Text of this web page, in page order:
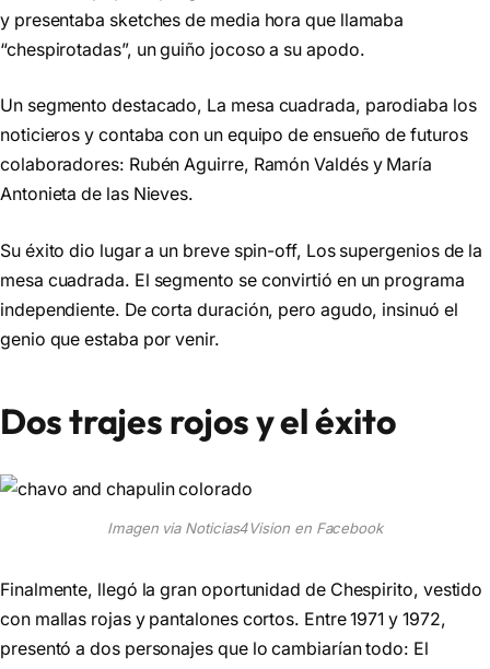
y presentaba sketches de media hora que llamaba
“chespirotadas”, un guiño jocoso a su apodo.
Un segmento destacado, La mesa cuadrada, parodiaba los
noticieros y contaba con un equipo de ensueño de futuros
colaboradores: Rubén Aguirre, Ramón Valdés y María
Antonieta de las Nieves.
Su éxito dio lugar a un breve spin-off, Los supergenios de la
mesa cuadrada. El segmento se convirtió en un programa
independiente. De corta duración, pero agudo, insinuó el
genio que estaba por venir.
Dos trajes rojos y el éxito
Imagen via Noticias4Vision en Facebook
Finalmente, llegó la gran oportunidad de Chespirito, vestido
con mallas rojas y pantalones cortos. Entre 1971 y 1972,
presentó a dos personajes que lo cambiarían todo: El